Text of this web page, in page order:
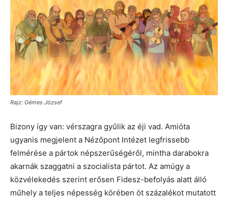
Rajz: Gémes József
Bizony így van: vérszagra gyűlik az éji vad. Amióta
ugyanis megjelent a Nézőpont Intézet legfrissebb
felmérése a pártok népszerűségéről, mintha darabokra
akarnák szaggatni a szocialista pártot. Az amúgy a
közvélekedés szerint erősen Fidesz-befolyás alatt álló
műhely a teljes népesség körében öt százalékot mutatott